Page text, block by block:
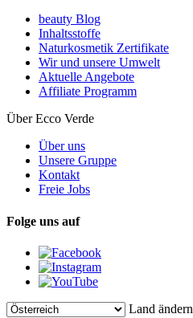
beauty Blog
Inhaltsstoffe
Naturkosmetik Zertifikate
Wir und unsere Umwelt
Aktuelle Angebote
Affiliate Programm
Über Ecco Verde
Über uns
Unsere Gruppe
Kontakt
Freie Jobs
Folge uns auf
Land ändern